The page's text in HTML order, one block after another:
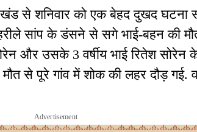
से शनिवार को एक बेहद दुखद घटना
सांप के डंसने से सगे भाई-बहन की
और उसके 3 वर्षीय भाई रितेश
से पूरे गांव में शोक की लहर दौड़ गई.
Advertisement